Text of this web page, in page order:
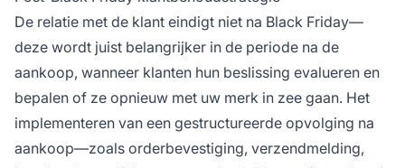
De relatie met de klant eindigt niet na Black Friday—
deze wordt juist belangrijker in de periode na de
aankoop, wanneer klanten hun beslissing evalueren en
bepalen of ze opnieuw met uw merk in zee gaan. Het
implementeren van een gestructureerde opvolging na
aankoop—zoals orderbevestiging, verzendmelding,